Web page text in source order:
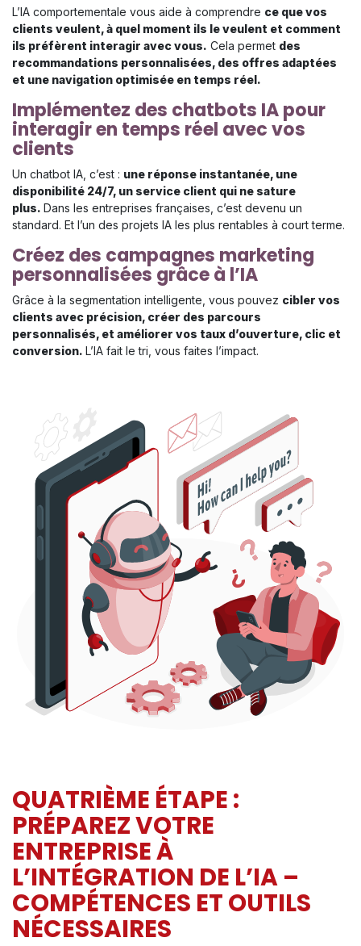
L’IA comportementale vous aide à comprendre ce que vos
clients veulent, à quel moment ils le veulent et comment
ils préfèrent interagir avec vous. Cela permet des
recommandations personnalisées, des offres adaptées
et une navigation optimisée en temps réel.
Implémentez des chatbots IA pour
interagir en temps réel avec vos
clients
Un chatbot IA, c’est : une réponse instantanée, une
disponibilité 24/7, un service client qui ne sature
plus. Dans les entreprises françaises, c’est devenu un
standard. Et l’un des projets IA les plus rentables à court terme.
Créez des campagnes marketing
personnalisées grâce à l’IA
Grâce à la segmentation intelligente, vous pouvez cibler vos
clients avec précision, créer des parcours
personnalisés, et améliorer vos taux d’ouverture, clic et
conversion. L’IA fait le tri, vous faites l’impact.
QUATRIÈME ÉTAPE :
PRÉPAREZ VOTRE
ENTREPRISE À
L’INTÉGRATION DE L’IA –
COMPÉTENCES ET OUTILS
NÉCESSAIRES